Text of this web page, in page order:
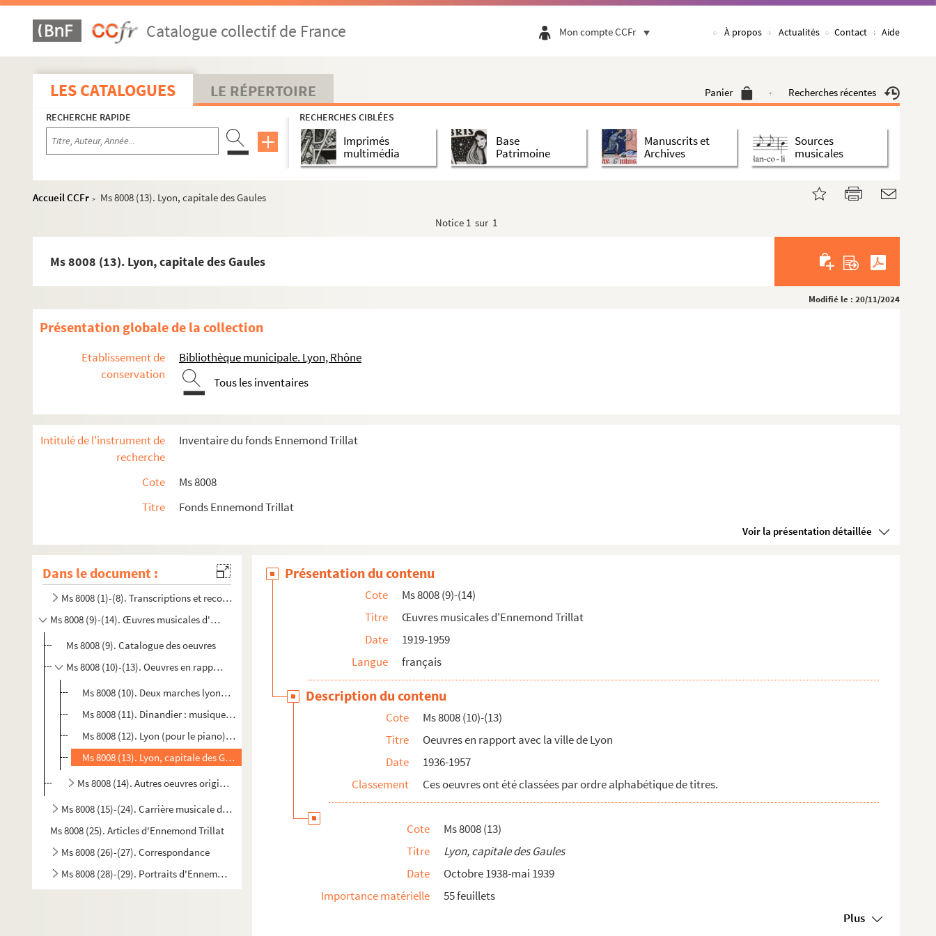
Catalogue collectif de France Mon compte CCFr À propos Actualités Contact Aide
LES CATALOGUES LE RÉPERTOIRE Panier Recherches récentes
RECHERCHE RAPIDE RECHERCHES CIBLÉES
Imprimés
multimédia
Base
Patrimoine
Manuscrits et
Archives
Sources
musicales
Accueil CCFr >
Ms 8008 (13). Lyon, capitale des Gaules
Notice 1 sur 1
Ms 8008 (13). Lyon, capitale des Gaules
Modifié le : 20/11/2024
Présentation globale de la collection
Etablissement de
conservation
Bibliothèque municipale. Lyon, Rhône
Tous les inventaires
Intitulé de l'instrument de
recherche
Inventaire du fonds Ennemond Trillat
Cote
Ms 8008
Titre
Fonds Ennemond Trillat
Voir la présentation détaillée
Dans le document :
Ms 8008 (1)-(8). Transcriptions et reconstitutions d'oeuvres anciennes
Ms 8008 (9)-(14). Œuvres musicales d'Ennemond Trillat
Ms 8008 (9). Catalogue des oeuvres
Ms 8008 (10)-(13). Oeuvres en rapport avec la ville de Lyon
Ms 8008 (10). Deux marches lyonnaises du Grand Siècle
Ms 8008 (11). Dinandier : musique de film documentaire
Ms 8008 (12). Lyon (pour le piano) par Franz Liszt
Ms 8008 (13). Lyon, capitale des Gaules
Ms 8008 (14). Autres oeuvres originales et harmonisations
Ms 8008 (15)-(24). Carrière musicale d'Ennemond Trillat
Ms 8008 (25). Articles d'Ennemond Trillat
Ms 8008 (26)-(27). Correspondance
Ms 8008 (28)-(29). Portraits d'Ennemond Trillat
Présentation du contenu
Cote
Ms 8008 (9)-(14)
Titre
Œuvres musicales d'Ennemond Trillat
Date
1919-1959
Langue
français
Description du contenu
Cote
Ms 8008 (10)-(13)
Titre
Oeuvres en rapport avec la ville de Lyon
Date
1936-1957
Classement
Ces oeuvres ont été classées par ordre alphabétique de titres.
Cote
Ms 8008 (13)
Titre
Lyon, capitale des Gaules
Date
Octobre 1938-mai 1939
Importance matérielle
55 feuillets
Plus